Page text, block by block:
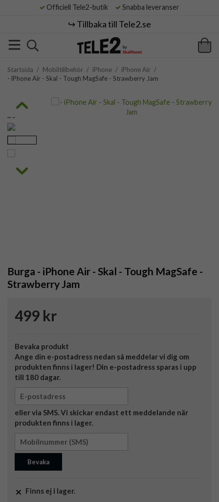
Officiell Tele2-butik Snabba leveranser
↪️ Tillbaka till Tele2.se
Startsida / Mobiltillbehör / iPhone / iPhone Air /
- iPhone Air - Skal - Tough MagSafe - Strawberry Jam
Burga - iPhone Air - Skal - Tough MagSafe -
Strawberry Jam
499 kr
Bevaka produkt
Ange din e-postadress nedan så meddelar vi dig om
produkten finns i lager! Din e-postadress sparas i upp
till 180 dagar.
eller via SMS. Vi skickar endast ett meddelande när
produkten finns i lager.
Bevaka
Finns ej i lager.